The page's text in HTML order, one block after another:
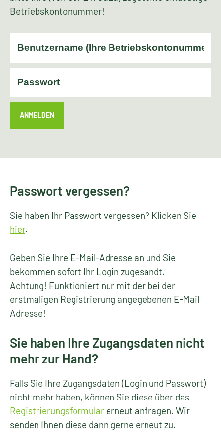
Betriebskontonummer!
ANMELDEN
Passwort vergessen?
Sie haben Ihr Passwort vergessen? Klicken Sie
hier.
Geben Sie Ihre E-Mail-Adresse an und Sie
bekommen sofort Ihr Login zugesandt.
Achtung! Funktioniert nur mit der bei der
erstmaligen Registrierung angegebenen E-Mail
Adresse!
Sie haben Ihre Zugangsdaten nicht
mehr zur Hand?
Falls Sie Ihre Zugangsdaten (Login und Passwort)
nicht mehr haben, können Sie diese über das
Registrierungsformular erneut anfragen. Wir
senden Ihnen diese dann gerne erneut zu.